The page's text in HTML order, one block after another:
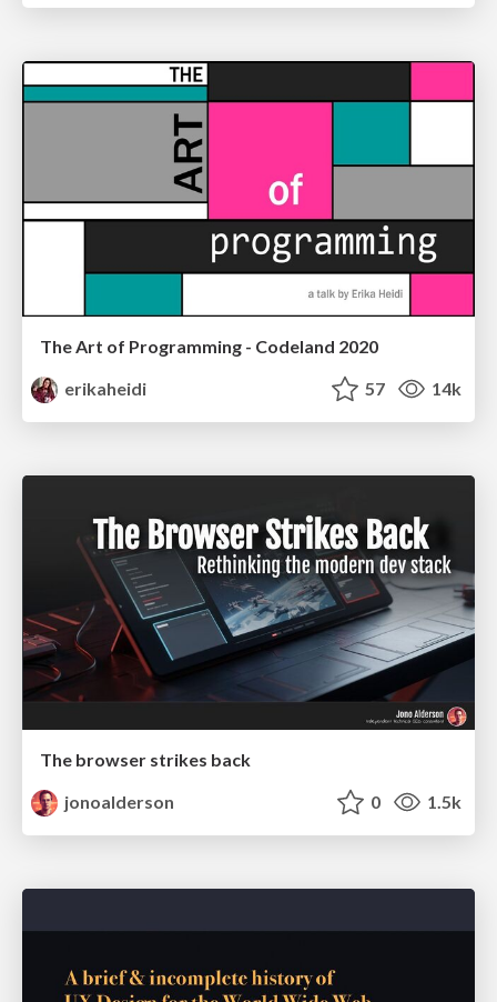
The Art of Programming - Codeland 2020
erikaheidi
57 14k
The browser strikes back
jonoalderson
0 1.5k